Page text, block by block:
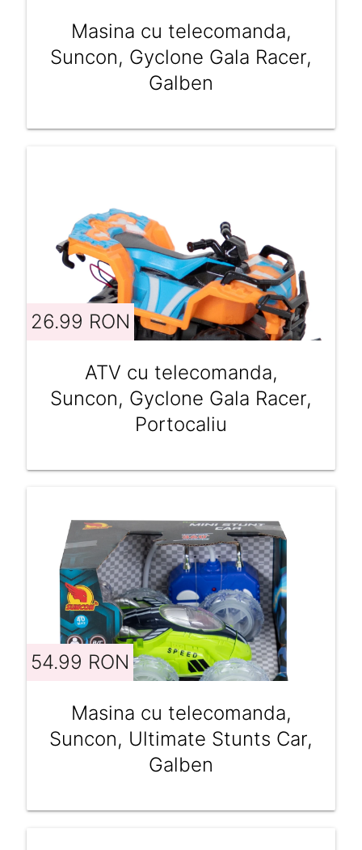
Masina cu telecomanda,
Suncon, Gyclone Gala Racer,
Galben
26.99 RON
ATV cu telecomanda,
Suncon, Gyclone Gala Racer,
Portocaliu
54.99 RON
Masina cu telecomanda,
Suncon, Ultimate Stunts Car,
Galben